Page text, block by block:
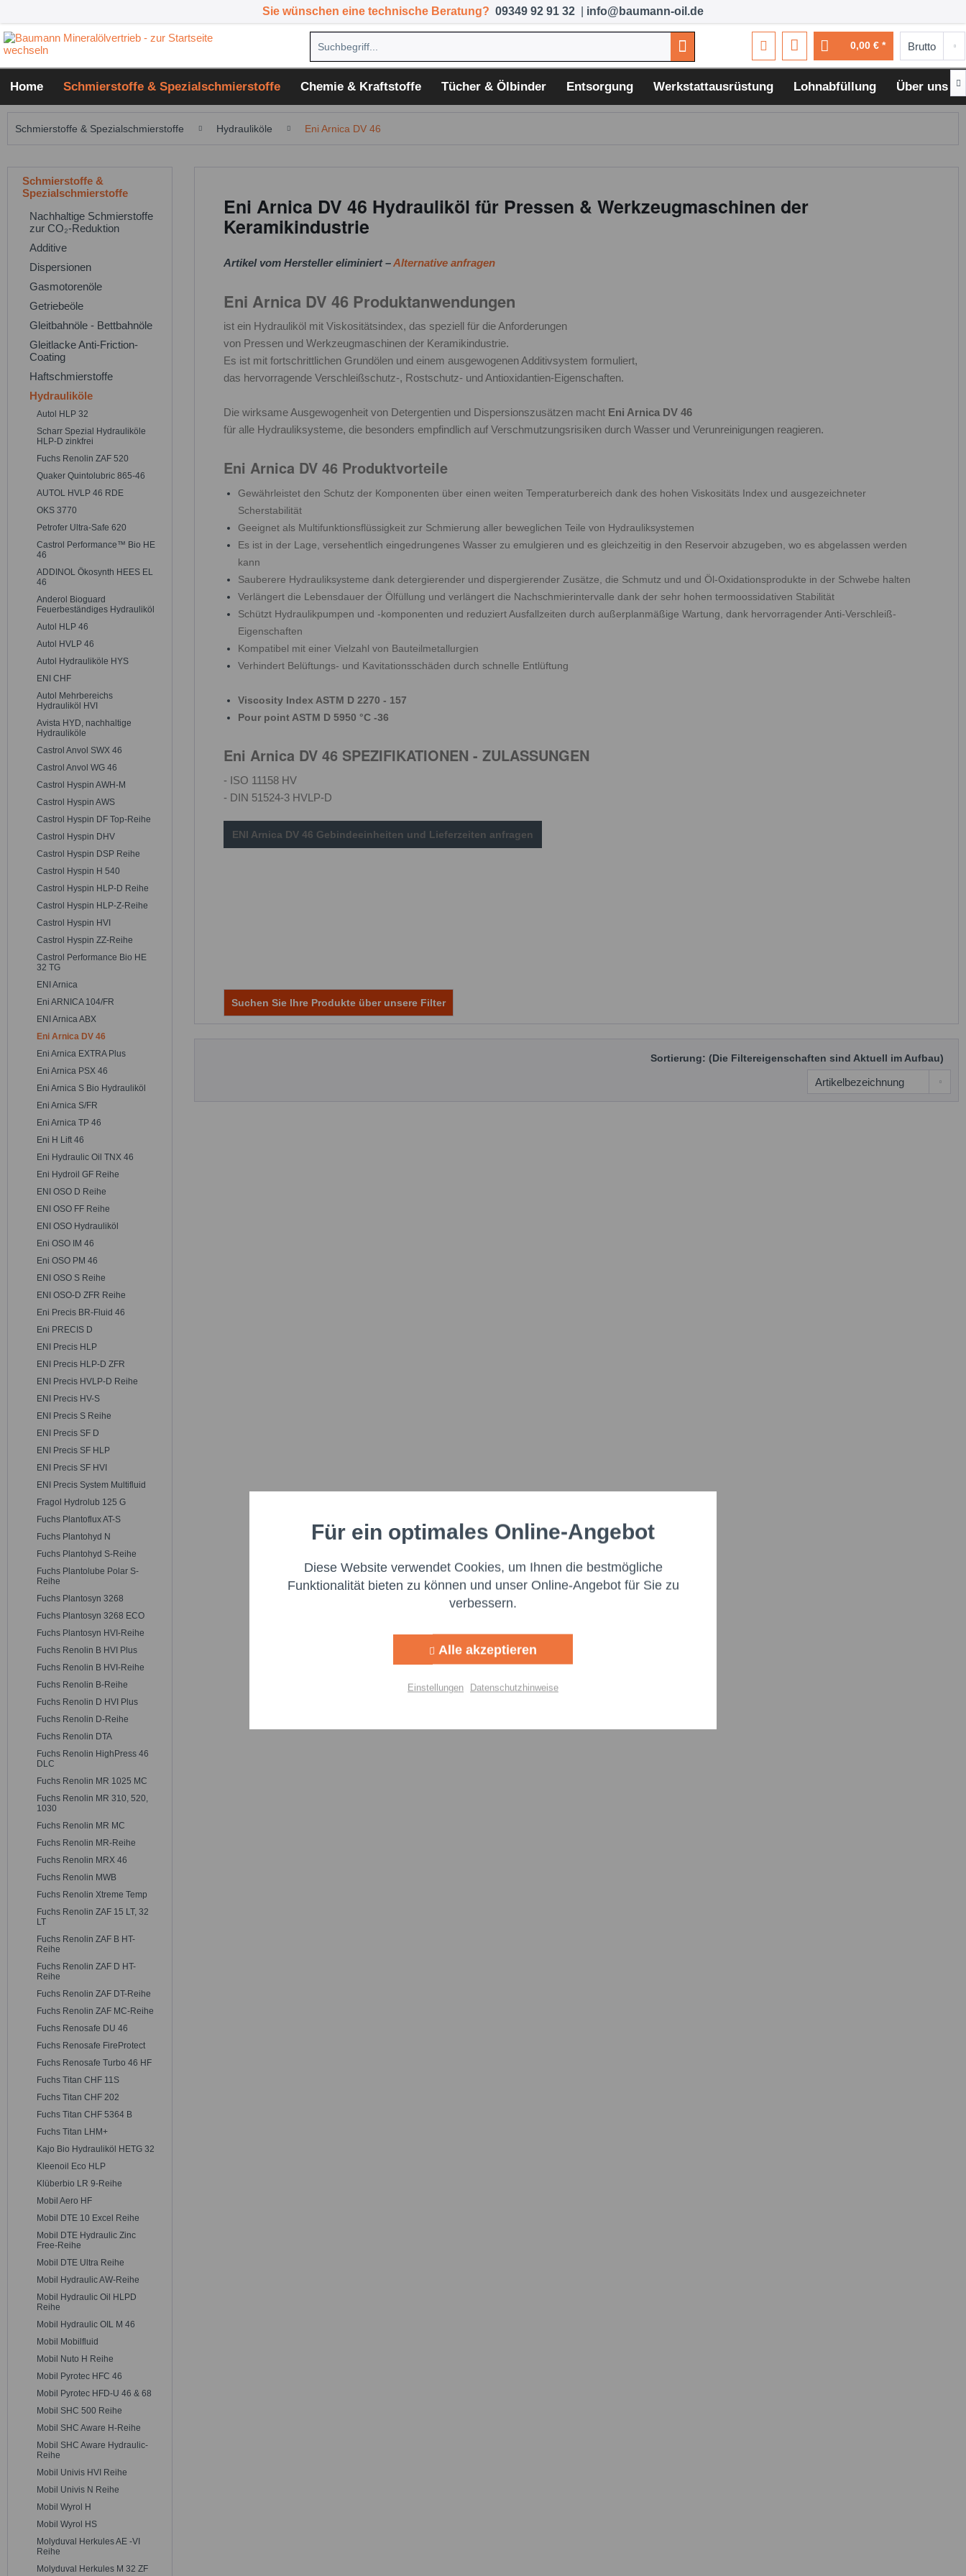
Sie wünschen eine technische Beratung? 09349 92 91 32 info@baumann-oil.de
0,00 € *
Home Schmierstoffe & Spezialschmierstoffe Chemie & Kraftstoffe Tücher & Ölbinder Entsorgung Werkstattausrüstung Lohnabfüllung Über uns 
Schmierstoffe & Spezialschmierstoffe Hydrauliköle Eni Arnica DV 46
Schmierstoffe &
Spezialschmierstoffe
Nachhaltige Schmierstoffe
zur CO₂-Reduktion
Additive
Dispersionen
Gasmotorenöle
Getriebeöle
Gleitbahnöle - Bettbahnöle
Gleitlacke Anti-Friction-
Coating
Haftschmierstoffe
Hydrauliköle
Autol HLP 32
Scharr Spezial Hydrauliköle
HLP-D zinkfrei
Fuchs Renolin ZAF 520
Quaker Quintolubric 865-46
AUTOL HVLP 46 RDE
OKS 3770
Petrofer Ultra-Safe 620
Castrol Performance™ Bio HE
46
ADDINOL Ökosynth HEES EL
46
Anderol Bioguard
Feuerbeständiges Hydrauliköl
Autol HLP 46
Autol HVLP 46
Autol Hydrauliköle HYS
ENI CHF
Autol Mehrbereichs
Hydrauliköl HVI
Avista HYD, nachhaltige
Hydrauliköle
Castrol Anvol SWX 46
Castrol Anvol WG 46
Castrol Hyspin AWH-M
Castrol Hyspin AWS
Castrol Hyspin DF Top-Reihe
Castrol Hyspin DHV
Castrol Hyspin DSP Reihe
Castrol Hyspin H 540
Castrol Hyspin HLP-D Reihe
Castrol Hyspin HLP-Z-Reihe
Castrol Hyspin HVI
Castrol Hyspin ZZ-Reihe
Castrol Performance Bio HE
32 TG
ENI Arnica
Eni ARNICA 104/FR
ENI Arnica ABX
Eni Arnica DV 46
Eni Arnica EXTRA Plus
Eni Arnica PSX 46
Eni Arnica S Bio Hydrauliköl
Eni Arnica S/FR
Eni Arnica TP 46
Eni H Lift 46
Eni Hydraulic Oil TNX 46
Eni Hydroil GF Reihe
ENI OSO D Reihe
ENI OSO FF Reihe
ENI OSO Hydrauliköl
Eni OSO IM 46
Eni OSO PM 46
ENI OSO S Reihe
ENI OSO-D ZFR Reihe
Eni Precis BR-Fluid 46
Eni PRECIS D
ENI Precis HLP
ENI Precis HLP-D ZFR
ENI Precis HVLP-D Reihe
ENI Precis HV-S
ENI Precis S Reihe
ENI Precis SF D
ENI Precis SF HLP
ENI Precis SF HVI
ENI Precis System Multifluid
Fragol Hydrolub 125 G
Fuchs Plantoflux AT-S
Fuchs Plantohyd N
Fuchs Plantohyd S-Reihe
Fuchs Plantolube Polar S-
Reihe
Fuchs Plantosyn 3268
Fuchs Plantosyn 3268 ECO
Fuchs Plantosyn HVI-Reihe
Fuchs Renolin B HVI Plus
Fuchs Renolin B HVI-Reihe
Fuchs Renolin B-Reihe
Fuchs Renolin D HVI Plus
Fuchs Renolin D-Reihe
Fuchs Renolin DTA
Fuchs Renolin HighPress 46
DLC
Fuchs Renolin MR 1025 MC
Fuchs Renolin MR 310, 520,
1030
Fuchs Renolin MR MC
Fuchs Renolin MR-Reihe
Fuchs Renolin MRX 46
Fuchs Renolin MWB
Fuchs Renolin Xtreme Temp
Fuchs Renolin ZAF 15 LT, 32
LT
Fuchs Renolin ZAF B HT-
Reihe
Fuchs Renolin ZAF D HT-
Reihe
Fuchs Renolin ZAF DT-Reihe
Fuchs Renolin ZAF MC-Reihe
Fuchs Renosafe DU 46
Fuchs Renosafe FireProtect
Fuchs Renosafe Turbo 46 HF
Fuchs Titan CHF 11S
Fuchs Titan CHF 202
Fuchs Titan CHF 5364 B
Fuchs Titan LHM+
Kajo Bio Hydrauliköl HETG 32
Kleenoil Eco HLP
Klüberbio LR 9-Reihe
Mobil Aero HF
Mobil DTE 10 Excel Reihe
Mobil DTE Hydraulic Zinc
Free-Reihe
Mobil DTE Ultra Reihe
Mobil Hydraulic AW-Reihe
Mobil Hydraulic Oil HLPD
Reihe
Mobil Hydraulic OIL M 46
Mobil Mobilfluid
Mobil Nuto H Reihe
Mobil Pyrotec HFC 46
Mobil Pyrotec HFD-U 46 & 68
Mobil SHC 500 Reihe
Mobil SHC Aware H-Reihe
Mobil SHC Aware Hydraulic-
Reihe
Mobil Univis HVI Reihe
Mobil Univis N Reihe
Mobil Wyrol H
Mobil Wyrol HS
Molyduval Herkules AE -VI
Reihe
Molyduval Herkules M 32 ZF
Eni Arnica DV 46 Hydrauliköl für Pressen & Werkzeugmaschinen der
Keramikindustrie
Artikel vom Hersteller eliminiert –Alternative anfragen
Eni Arnica DV 46 Produktanwendungen
ist ein Hydrauliköl mit Viskositätsindex, das speziell für die Anforderungen
von Pressen und Werkzeugmaschinen der Keramikindustrie.
Es ist mit fortschrittlichen Grundölen und einem ausgewogenen Additivsystem formuliert,
das hervorragende Verschleißschutz-, Rostschutz- und Antioxidantien-Eigenschaften.
Die wirksame Ausgewogenheit von Detergentien und Dispersionszusätzen macht Eni Arnica DV 46
für alle Hydrauliksysteme, die besonders empfindlich auf Verschmutzungsrisiken durch Wasser und Verunreinigungen reagieren.
Eni Arnica DV 46 Produktvorteile
Gewährleistet den Schutz der Komponenten über einen weiten Temperaturbereich dank des hohen Viskositäts Index und ausgezeichneter
Scherstabilität
Geeignet als Multifunktionsflüssigkeit zur Schmierung aller beweglichen Teile von Hydrauliksystemen
Es ist in der Lage, versehentlich eingedrungenes Wasser zu emulgieren und es gleichzeitig in den Reservoir abzugeben, wo es abgelassen werden
kann
Sauberere Hydrauliksysteme dank detergierender und dispergierender Zusätze, die Schmutz und und Öl-Oxidationsprodukte in der Schwebe halten
Verlängert die Lebensdauer der Ölfüllung und verlängert die Nachschmierintervalle dank der sehr hohen termoossidativen Stabilität
Schützt Hydraulikpumpen und -komponenten und reduziert Ausfallzeiten durch außerplanmäßige Wartung, dank hervorragender Anti-Verschleiß-
Eigenschaften
Kompatibel mit einer Vielzahl von Bauteilmetallurgien
Verhindert Belüftungs- und Kavitationsschäden durch schnelle Entlüftung
Viscosity Index ASTM D 2270 - 157
Pour point ASTM D 5950 °C -36
Eni Arnica DV 46 SPEZIFIKATIONEN - ZULASSUNGEN
- ISO 11158 HV
- DIN 51524-3 HVLP-D
ENI Arnica DV 46 Gebindeeinheiten und Lieferzeiten anfragen
Suchen Sie Ihre Produkte über unsere Filter
Sortierung: (Die Filtereigenschaften sind Aktuell im Aufbau)
Funktionale Aktiv
Marketing Aktiv
Für ein optimales Online-Angebot
Diese Website verwendet Cookies, um Ihnen die bestmögliche
Funktionalität bieten zu können und unser Online-Angebot für Sie zu
verbessern.
Alle akzeptieren
Einstellungen Datenschutzhinweise